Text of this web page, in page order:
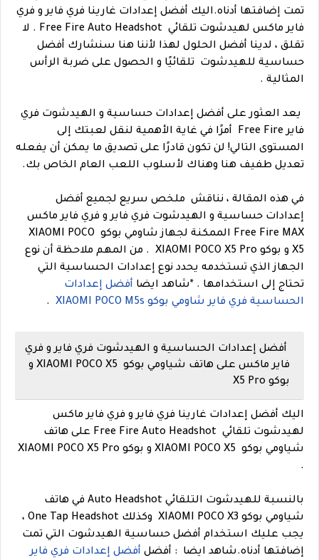
تمت إضافتها أدناه.اليك أفضل إعدادات غارينا فري فاير و فري
فاير ماكس لهيدشوت تلقائي Free Fire Auto Headshot . لا
تقلق ، لدينا أفضل الحلول لهذا لأننا هنا سنشارك أفضل
حساسية للهيدشوت تلقائيًا و الحصول على ضربة الرأس
المثالية .
يعد العثور على أفضل إعدادات حساسية و الهيدشوت فري
فاير Free Fire أمرًا في غاية الأهمية لنقل لعبتك إلى
المستوى التالي! لن تكون قادرًا على تصديق ما يمكن أن يفعله
تعديل طفيف هنا وهناك لأسلوب اللعب العام الخاص بك.
في هذه المقالة ، نناقش ملخص سريع لجميع أفضل
إعدادات حساسية و الهيدشوت فري فاير و فري فاير ماكس
Free Fire MAX الممكنة لجهاز شاومي بوكو XIAOMI POCO
X5 و بوكو XIAOMI POCO X5 Pro
. من المهم ملاحظة أن نوع
الجهاز الذي تستخدمه يحدد نوع إعدادات الحساسية التي
تحتاج إلى استخدامها .
*شاهد ايضا أفضل إعدادات
الحساسية فري فاير شاومي بوكو XIAOMI POCO M5s
.
أفضل إعدادات الحساسية و الهيدشوت فري فاير و فري
فاير ماكس على هاتف شياومي بوكو XIAOMI POCO X5 و
بوكو X5 Pro
اليك أفضل إعدادات غارينا فري فاير و فري فاير ماكس
لهيدشوت تلقائي Free Fire Auto Headshot على هاتف
شياومي بوكو XIAOMI POCO X5 و بوكو XIAOMI POCO X5 Pro
.
بالنسبة للهيدشوت التلقائي Auto Headshot في هاتف
شياومي بوكو XIAOMI POCO X3 وكذلك One Tap Headshot ،
يجب عليك استخدام أفضل حساسية الهيدشوت التي تمت
إضافتها أدناه.شاهد ايضا : أفضل أفضل إعدادات فري فاير